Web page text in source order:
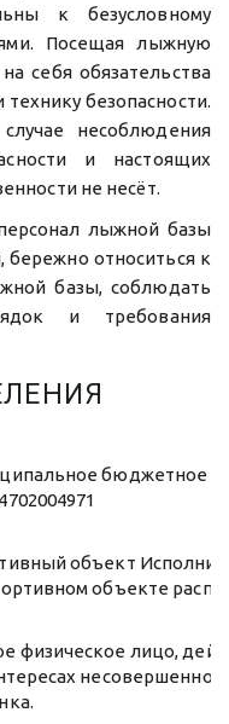
к безусловному
Посещая лыжную
себя обязательства
безопасности.
несоблюдения
и настоящих
не несёт.
лыжной базы
относиться к
базы, соблюдать
и требования
бюджетное
объект
объекте
физическое лицо,